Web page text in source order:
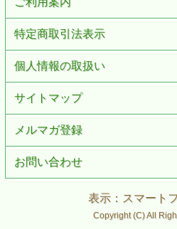
特定商取引法表示
個人情報の取扱い
サイトマップ
メルマガ登録
お問い合わせ
表示：スマート
Copyright (C) All